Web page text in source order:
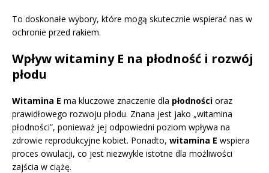
To doskonałe wybory, które mogą skutecznie wspierać nas w
ochronie przed rakiem.
Wpływ witaminy E na płodność i rozwój
płodu
Witamina E ma kluczowe znaczenie dla płodności oraz
prawidłowego rozwoju płodu. Znana jest jako „witamina
płodności”, ponieważ jej odpowiedni poziom wpływa na
zdrowie reprodukcyjne kobiet. Ponadto, witamina E wspiera
proces owulacji, co jest niezwykle istotne dla możliwości
zajścia w ciążę.